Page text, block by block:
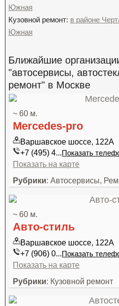
Южная
Кузовной ремонт: в районе
Южная
Ближайшие
"автосервисы,
ремонт" в Москве
~ 60 м.
Mercedes-pro
Варшавское шоссе, 122А
+7 (495) 4...Показать
Показать на карте
Рубрики: Автосервисы,
~ 60 м.
Авто-стиль
Варшавское шоссе, 122А
+7 (906) 0...Показать
Показать на карте
Рубрики: Кузовной ремонт